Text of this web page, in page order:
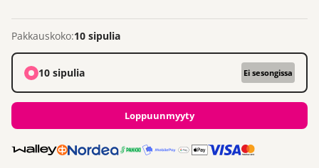
Pakkauskoko:10 sipulia
10 sipulia Ei sesongissa
Loppuunmyyty